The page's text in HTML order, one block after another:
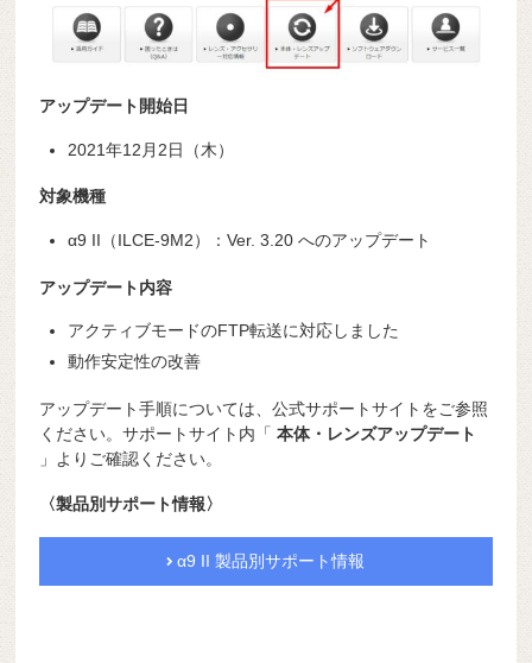
アップデート開始日
2021年12月2日（木）
対象機種
α9 II（ILCE-9M2）：Ver. 3.20 へのアップデート
アップデート内容
アクティブモードのFTP転送に対応しました
動作安定性の改善
アップデート手順については、公式サポートサイトをご参照
ください。サポートサイト内「本体・レンズアップデート
」よりご確認ください。
〈製品別サポート情報〉
α9 II 製品別サポート情報